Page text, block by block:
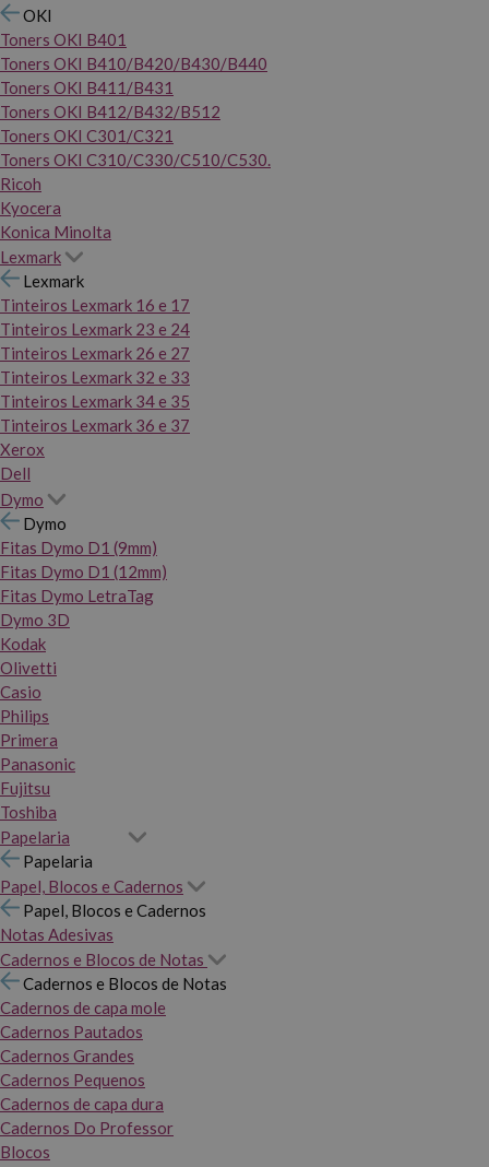
OKI
Toners OKI B401
Toners OKI B410/B420/B430/B440
Toners OKI B411/B431
Toners OKI B412/B432/B512
Toners OKI C301/C321
Toners OKI C310/C330/C510/C530.
Ricoh
Kyocera
Konica Minolta
Lexmark
Lexmark
Tinteiros Lexmark 16 e 17
Tinteiros Lexmark 23 e 24
Tinteiros Lexmark 26 e 27
Tinteiros Lexmark 32 e 33
Tinteiros Lexmark 34 e 35
Tinteiros Lexmark 36 e 37
Xerox
Dell
Dymo
Dymo
Fitas Dymo D1 (9mm)
Fitas Dymo D1 (12mm)
Fitas Dymo LetraTag
Dymo 3D
Kodak
Olivetti
Casio
Philips
Primera
Panasonic
Fujitsu
Toshiba
Papelaria
Papelaria
Papel, Blocos e Cadernos
Papel, Blocos e Cadernos
Notas Adesivas
Cadernos e Blocos de Notas
Cadernos e Blocos de Notas
Cadernos de capa mole
Cadernos Pautados
Cadernos Grandes
Cadernos Pequenos
Cadernos de capa dura
Cadernos Do Professor
Blocos